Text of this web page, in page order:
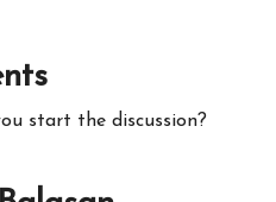
start the discussion?